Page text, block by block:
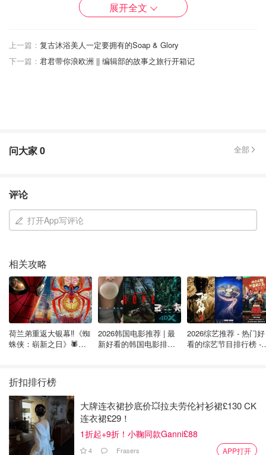
距离瑞典第二大城市哥德堡仅仅1小时的车程，不用坐船不
用各种周转转车，距离哥德堡机场也就70公里的路程。
展开全文
上一篇： 复古沐浴美人一定要拥有的Soap & Glory
下一篇： 君君带你浪欧洲 || 编辑部的故事之旅行开箱记
问大家0 全部
评论
打开App写评论
相关攻略
荷兰弟重返大银幕‼️《蜘
蛛侠：崭新之日》🕷️北
2026韩国电影推荐 | 最
新好看的韩国电影排行
2026综艺推荐 - 热门好
看的综艺节目排行榜 -
折扣排行榜
大牌连衣裙抄底价💥拉夫劳伦衬衫裙£130 CK
连衣裙£29！
1折起+9折！小鞠同款Ganni£88
4 Frasers APP打开